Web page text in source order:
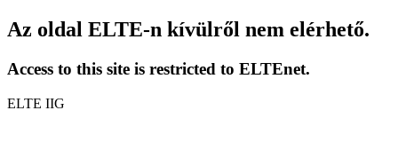
Az oldal ELTE-n kívülről nem elérhető.
Access to this site is restricted to ELTEnet.
ELTE IIG